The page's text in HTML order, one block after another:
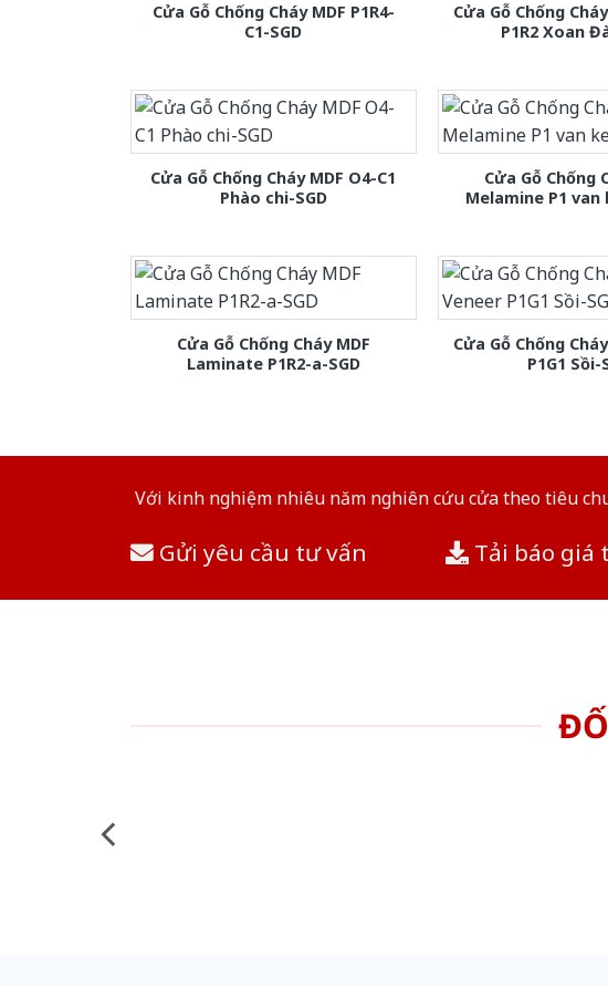
Cửa Gỗ Chống Cháy MDF P1R4-
C1-SGD
Cửa Gỗ Chống
P1R2 Xoan
Cửa Gỗ Chống Cháy MDF O4-C1
Phào chi-SGD
Cửa Gỗ Chống
Melamine P1 van
Cửa Gỗ Chống Cháy MDF
Laminate P1R2-a-SGD
Cửa Gỗ Chống
P1G1 Sồi-
Với kinh nghiệm nhiêu năm nghiên cứu cửa theo tiêu
Gửi yêu cầu tư vấn Tải báo giá